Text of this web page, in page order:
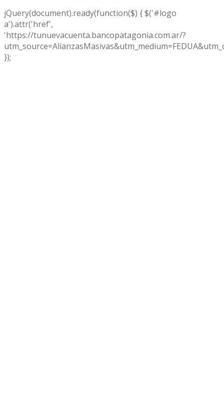
jQuery(document).ready(function($) { $('#logo
a').attr('href',
'https://tunuevacuenta.bancopatagonia.com.ar/?
});